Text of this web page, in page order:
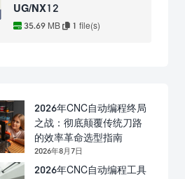
UG/NX12
35.69 MB 1 file(s)
2026年CNC自动编程终局
之战：彻底颠覆传统刀路
的效率革命选型指南
2026年8月7日
2026年CNC自动编程工具